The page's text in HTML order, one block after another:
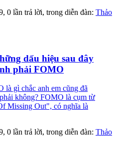
, 0 lần trả lời, trong diễn đàn: Thảo
dấu hiệu sau đây
phải FOMO
gì chắc anh em cũng đã
không? FOMO là cụm từ
Missing Out", có nghĩa là
, 0 lần trả lời, trong diễn đàn: Thảo